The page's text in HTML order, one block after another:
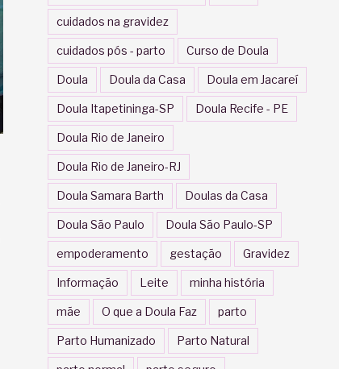
cuidados na gravidez
cuidados pós - parto Curso de Doula
Doula Doula da Casa Doula em Jacareí
Doula Itapetininga-SP Doula Recife - PE
Doula Rio de Janeiro
Doula Rio de Janeiro-RJ
Doula Samara Barth Doulas da Casa
Doula São Paulo Doula São Paulo-SP
empoderamento gestação Gravidez
Informação Leite minha história
mãe O que a Doula Faz parto
Parto Humanizado Parto Natural